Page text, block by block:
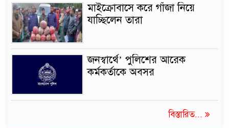
মাইক্রোবাসে করে গাঁজা নিয়ে
যাচ্ছিলেন তারা
জনস্বার্থে’ পুলিশের আরেক
কর্মকর্তাকে অবসর
বিস্তারিত...